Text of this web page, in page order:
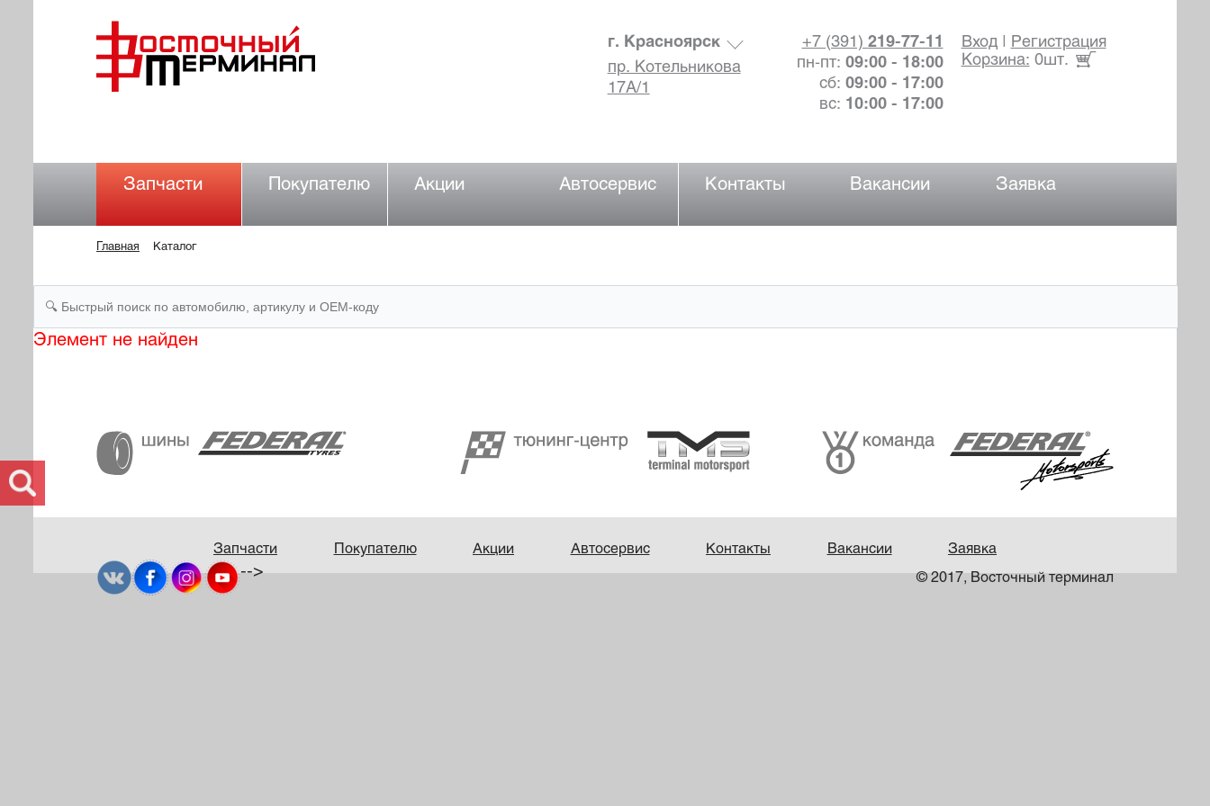
Вход|
Регистрация
Корзина: 0шт.
+7 (391) 219-77-11
пн-пт: 09:00 - 18:00
сб: 09:00 - 17:00
вс: 10:00 - 17:00
г. Красноярск
пр. Котельникова
17А/1
Запчасти Покупателю Акции Автосервис Контакты Вакансии Заявка
Главная Каталог
Элемент не найден
Запчасти Покупателю Акции Автосервис Контакты Вакансии Заявка
© 2017, Восточный терминал
-->